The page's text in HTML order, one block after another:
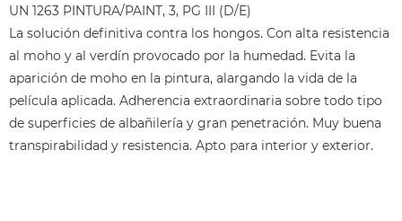
UN 1263 PINTURA/PAINT, 3, PG III (D/E)
La solución definitiva contra los hongos. Con alta resistencia
al moho y al verdín provocado por la humedad. Evita la
aparición de moho en la pintura, alargando la vida de la
película aplicada. Adherencia extraordinaria sobre todo tipo
de superficies de albañilería y gran penetración. Muy buena
transpirabilidad y resistencia. Apto para interior y exterior.